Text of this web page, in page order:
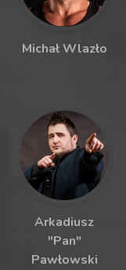
Michał Wlazło
Arkadiusz
"Pan"
Pawłowski